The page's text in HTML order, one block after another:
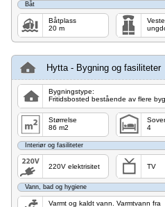
Båt
Båtplass
20 m
Hytta - Bygning og fasiliteter
Bygningstype:
Fritidsbosted bestående av flere
Størrelse
86 m2
4
Interiør og fasiliteter
220V elektrisitet TV
Vann, bad og hygiene
Varmt og kaldt vann. Varmtvann fra